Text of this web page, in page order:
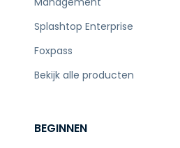
Splashtop Enterprise
Foxpass
Bekijk alle producten
BEGINNEN